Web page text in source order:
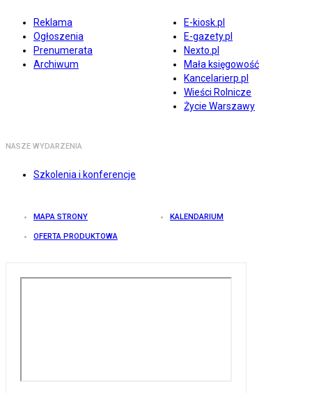
Reklama
Ogłoszenia
Prenumerata
Archiwum
E-kiosk.pl
E-gazety.pl
Nexto.pl
Mała księgowość
Kancelarierp.pl
Wieści Rolnicze
Życie Warszawy
NASZE WYDARZENIA
Szkolenia i konferencje
MAPA STRONY KALENDARIUM
OFERTA PRODUKTOWA